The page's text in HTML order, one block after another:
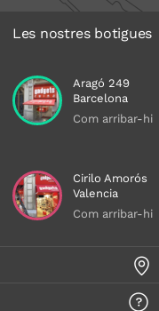
Les nostres botigues
Aragó 249
Barcelona
Com arribar-hi
Cirilo Amorós
Valencia
Com arribar-hi